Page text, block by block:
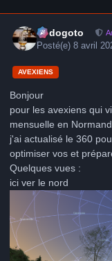
frédogoto
Posté(e)8 avril
AVEXIENS
Bonjour
pour les avexiens qui
mensuelle en
j'ai actualisé le 360
optimiser vos et
Quelques vues :
ici ver le nord